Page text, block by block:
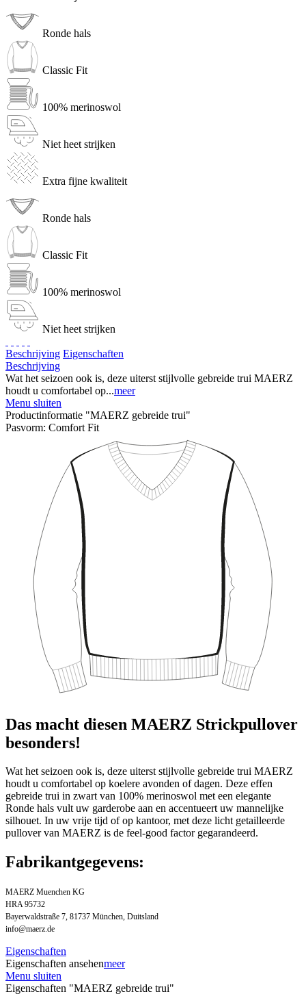
Ronde hals
Classic Fit
100% merinoswol
Niet heet strijken
Extra fijne kwaliteit
Ronde hals
Classic Fit
100% merinoswol
Niet heet strijken
Beschrijving Eigenschaften
Beschrijving
Wat het seizoen ook is, deze uiterst stijlvolle gebreide trui MAERZ
houdt u comfortabel op...meer
Menu sluiten
Productinformatie "MAERZ gebreide trui"
Pasvorm: Comfort Fit
Das macht diesen MAERZ Strickpullover
besonders!
Wat het seizoen ook is, deze uiterst stijlvolle gebreide trui MAERZ
houdt u comfortabel op koelere avonden of dagen. Deze effen
gebreide trui in zwart van 100% merinoswol met een elegante
Ronde hals vult uw garderobe aan en accentueert uw mannelijke
silhouet. In uw vrije tijd of op kantoor, met deze licht getailleerde
pullover van MAERZ is de feel-good factor gegarandeerd.
Fabrikantgegevens:
MAERZ Muenchen KG
HRA 95732
Bayerwaldstraße 7, 81737 München, Duitsland
info@maerz.de
Eigenschaften
Eigenschaften ansehenmeer
Menu sluiten
Eigenschaften "MAERZ gebreide trui"